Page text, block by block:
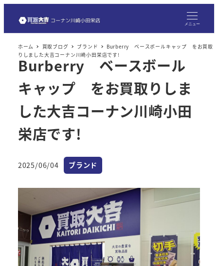
メニュー
ホーム 買取ブログ ブランド
Burberry ベースボールキャップ をお買取
りしました大吉コーナン川崎小田栄店です!
Burberry ベースボール
キャップ をお買取りしま
した大吉コーナン川崎小田
栄店です!
投稿日
2025/06/04 カテゴリー
ブランド